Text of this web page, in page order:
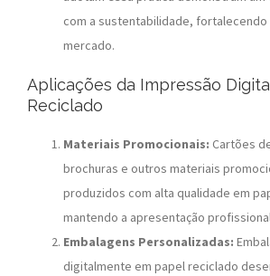
com a sustentabilidade, fortalecendo
mercado.
Aplicações da Impressão
Reciclado
Materiais Promocionais: Cartões
brochuras e outros materiais
produzidos com alta qualidade em
mantendo a apresentação
Embalagens Personalizadas:
digitalmente em papel reciclado